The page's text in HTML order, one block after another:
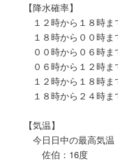
【降水確率】
１２時から１８時ま
１８時から００時ま
００時から０６時ま
０６時から１２時ま
１２時から１８時ま
１８時から２４時ま
【気温】
今日日中の最高気温
佐伯：16度